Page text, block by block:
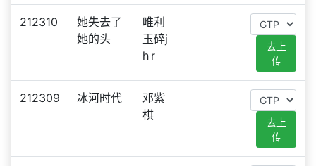
212310
她失去了
她的头
唯利
玉碎j
h r
去上
传
212309 冰河时代
邓紫
棋
去上
传